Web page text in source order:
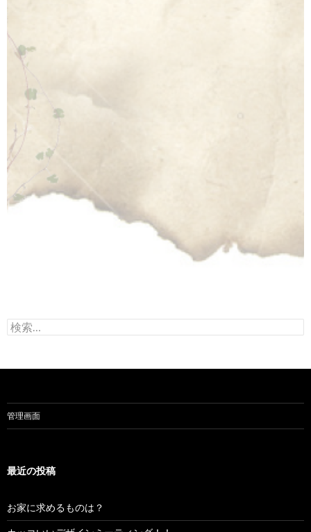
検
索:
管理画面
最近の投稿
お家に求めるものは？